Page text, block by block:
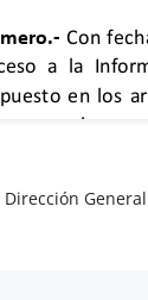
Dirección